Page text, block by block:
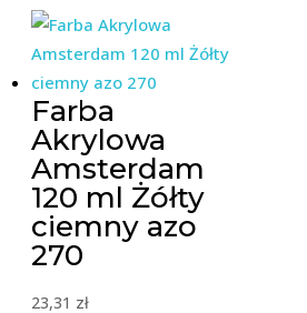
Farba
Akrylowa
Amsterdam
120 ml Żółty
ciemny azo
270
23,31 zł